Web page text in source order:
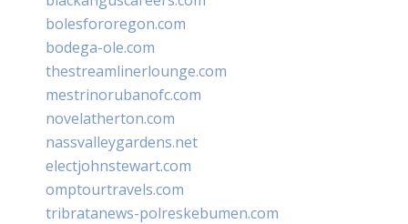
bolesfororegon.com
bodega-ole.com
thestreamlinerlounge.com
mestrinorubanofc.com
novelatherton.com
nassvalleygardens.net
electjohnstewart.com
omptourtravels.com
tribratanews-polreskebumen.com